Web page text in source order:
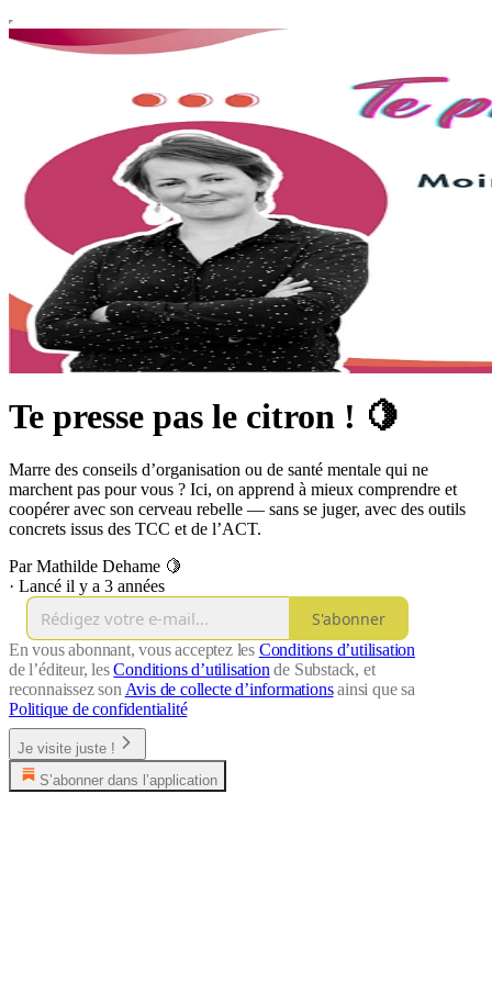
Te presse pas le citron ! 🍋
Marre des conseils d’organisation ou de santé mentale qui ne
marchent pas pour vous ? Ici, on apprend à mieux comprendre et
coopérer avec son cerveau rebelle — sans se juger, avec des outils
concrets issus des TCC et de l’ACT.
Par Mathilde Dehame 🍋
· Lancé il y a 3 années
S'abonner
En vous abonnant, vous acceptez les Conditions d’utilisation
de l’éditeur, lesConditions d’utilisationde Substack, et
reconnaissez sonAvis de collecte d’informationsainsi que sa
Politique de confidentialité
Je visite juste !
S’abonner dans l’application